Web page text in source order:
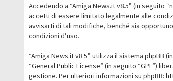
Accedendo a “Amiga News.it v8.5” (in seguito
accetti di essere limitato legalmente alle
avvisarti di tali modifiche, benché sia
condizioni d’uso.
“Amiga News.it v8.5” utilizza il sistema phpBB
“General Public License” (in seguito “GPL”)
gestione. Per ulteriori informazioni su phpBB: